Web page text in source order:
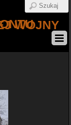
WIELKIEJ WOJNY